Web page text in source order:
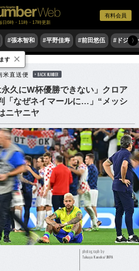
有料会員
日6時・11時・17時更新
#張本智和 #平野佳寿 #前田悠伍 #ドジャ
〉
米直送便 BACK NUMBER
永久にW杯優勝できない」クロア
「なぜネイマールに…」“メッシ
ニヤニヤ
photograph by
Takuya Kaneko/JMPA
す ×